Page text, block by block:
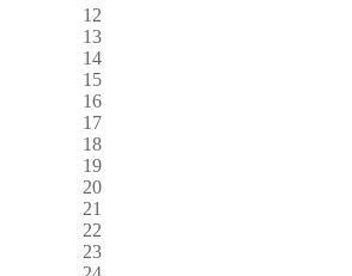
12
13
14
15
16
17
18
19
20
21
22
23